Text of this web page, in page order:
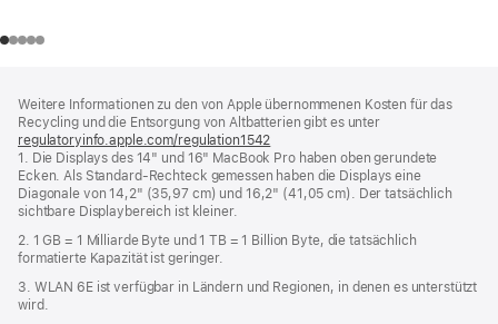
Weitere Informationen zu den von Apple übernommenen Kosten für das
Recycling und die Entsorgung von Altbatterien gibt es unter
regulatoryinfo.apple.com/regulation1542
ein
neues
Fenster)
1. Die Displays des 14" und 16" MacBook Pro haben oben gerundete
Ecken. Als Standard-Rechteck gemessen haben die Displays eine
Diagonale von 14,2" (35,97 cm) und 16,2" (41,05 cm). Der tatsächlich
sichtbare Displaybereich ist kleiner.
2. 1 GB = 1 Milliarde Byte und 1 TB = 1 Billion Byte, die tatsächlich
formatierte Kapazität ist geringer.
3. WLAN 6E ist verfügbar in Ländern und Regionen, in denen es unterstützt
wird.